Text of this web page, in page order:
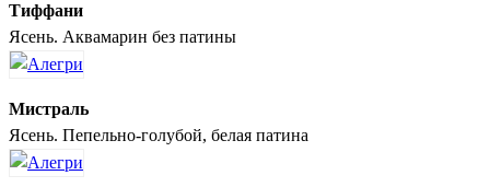
Тиффани
Ясень. Аквамарин без патины
Мистраль
Ясень. Пепельно-голубой, белая патина